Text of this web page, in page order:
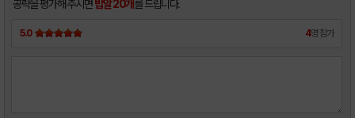
공략을 평가해 주시면밥알 20개를 드립니다.
5.0 4명 참가